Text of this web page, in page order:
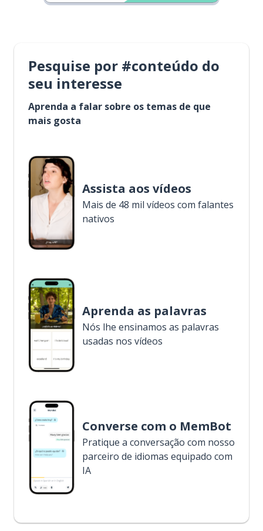
Pesquise por #conteúdo do
seu interesse
Aprenda a falar sobre os temas de que
mais gosta
Assista aos vídeos
Mais de 48 mil vídeos com falantes
nativos
Aprenda as palavras
Nós lhe ensinamos as palavras
usadas nos vídeos
Converse com o MemBot
Pratique a conversação com nosso
parceiro de idiomas equipado com
IA